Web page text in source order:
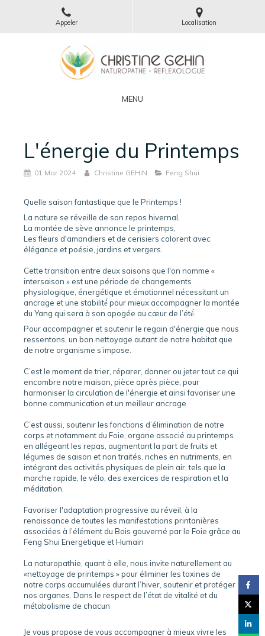
Appeler Localisation
MENU
L'énergie du Printemps
01 Mar 2024 Christine GEHIN Feng Shui
Quelle saison fantastique que le Printemps !
La nature se réveille de son repos hivernal,
La montée de sève annonce le printemps,
Les fleurs d'amandiers et de cerisiers colorent avec
élégance et poésie, jardins et vergers.
Cette transition entre deux saisons que l'on nomme «
intersaison » est une période de changements
physiologique, énergétique et émotionnel nécessitant un
ancrage et une stabilité́ pour mieux accompagner la montée
du Yang qui sera à son apogée au cœur de l’été́.
Pour accompagner et soutenir le regain d'énergie que nous
ressentons, un bon nettoyage autant de notre habitat que
de notre organisme s’impose.
C’est le moment de trier, réparer, donner ou jeter tout ce qui
encombre notre maison, pièce après pièce, pour
harmoniser la circulation de l'énergie et ainsi favoriser une
bonne communication et un meilleur ancrage
C’est aussi, soutenir les fonctions d’élimination de notre
corps et notamment du Foie, organe associé au printemps
en allégeant les repas, augmentant la part de fruits et
légumes de saison et non traités, riches en nutriments, en
intégrant des activités physiques de plein air, tels que la
marche rapide, le vélo, des exercices de respiration et la
méditation.
Favoriser l'adaptation progressive au réveil, à la
renaissance de toutes les manifestations printanières
associées à l’élément du Bois gouverné par le Foie grâce au
Feng Shui Energetique et Humain
La naturopathie, quant à elle, nous invite naturellement au
«nettoyage de printemps » pour éliminer les toxines de
notre corps accumulées durant l’hiver, soutenir et protéger
nos organes. Dans le respect de l’état de vitalité et du
métabolisme de chacun
Je vous propose de vous accompagner à mieux vivre les